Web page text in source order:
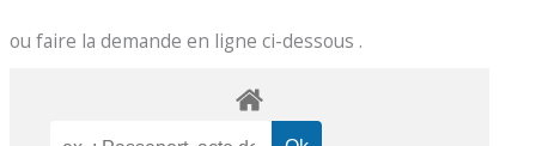
ou faire la demande en ligne ci-dessous .